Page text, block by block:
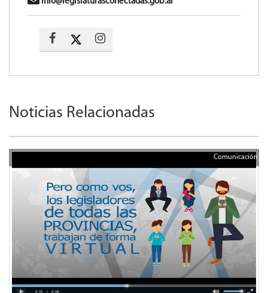
Noticias Relacionadas
Comunicación